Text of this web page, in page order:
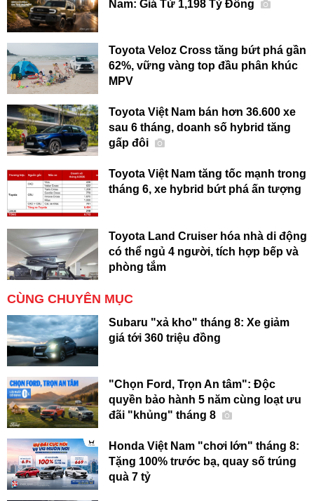
Nam: Giá Từ 1,198 Tỷ Đồng
Toyota Veloz Cross tăng bứt phá gần
62%, vững vàng top đầu phân khúc
MPV
Toyota Việt Nam bán hơn 36.600 xe
sau 6 tháng, doanh số hybrid tăng
gấp đôi
Toyota Việt Nam tăng tốc mạnh trong
tháng 6, xe hybrid bứt phá ấn tượng
Toyota Land Cruiser hóa nhà di động
có thể ngủ 4 người, tích hợp bếp và
phòng tắm
CÙNG CHUYÊN MỤC
Subaru "xả kho" tháng 8: Xe giảm
giá tới 360 triệu đồng
"Chọn Ford, Trọn An tâm": Độc
quyền bảo hành 5 năm cùng loạt ưu
đãi "khủng" tháng 8
Honda Việt Nam "chơi lớn" tháng 8:
Tặng 100% trước bạ, quay số trúng
quà 7 tỷ